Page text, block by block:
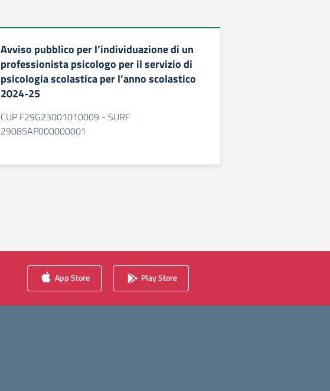
Avviso pubblico per l’individuazione di un
professionista psicologo per il servizio di
psicologia scolastica per l’anno scolastico
2024-25
CUP F29G23001010009 - SURF
29085AP000000001
App Store Play Store